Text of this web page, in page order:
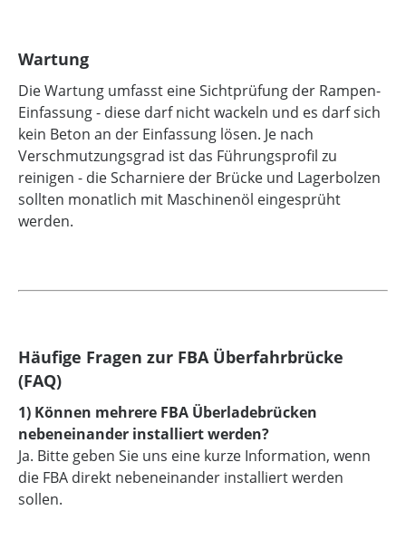
Wartung
Die Wartung umfasst eine Sichtprüfung der Rampen-
Einfassung - diese darf nicht wackeln und es darf sich
kein Beton an der Einfassung lösen. Je nach
Verschmutzungsgrad ist das Führungsprofil zu
reinigen - die Scharniere der Brücke und Lagerbolzen
sollten monatlich mit Maschinenöl eingesprüht
werden.
Häufige Fragen zur FBA Überfahrbrücke
(FAQ)
1) Können mehrere FBA Überladebrücken
nebeneinander installiert werden?
Ja. Bitte geben Sie uns eine kurze Information, wenn
die FBA direkt nebeneinander installiert werden
sollen.